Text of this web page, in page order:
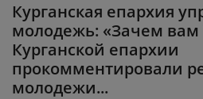
Курганская епархия
молодежь: «Зачем вам
Курганской епархии
прокомментировали
молодежи...